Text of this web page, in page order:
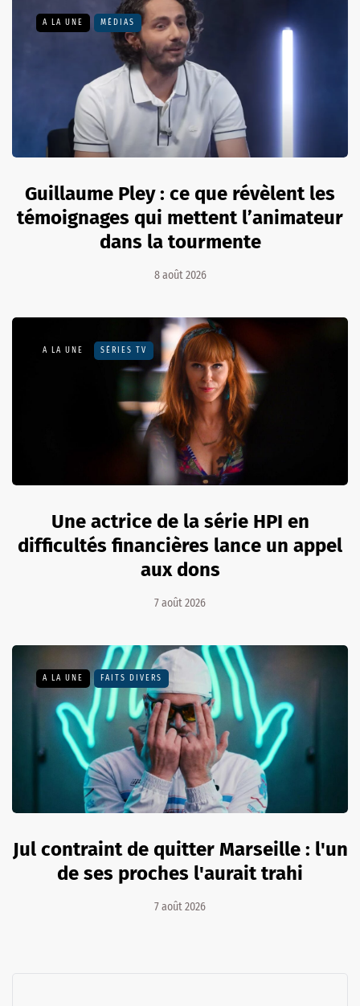
A LA UNE MÉDIAS
Guillaume Pley : ce que révèlent les
témoignages qui mettent l’animateur
dans la tourmente
8 août 2026
A LA UNE SÉRIES TV
Une actrice de la série HPI en
difficultés financières lance un appel
aux dons
7 août 2026
A LA UNE FAITS DIVERS
Jul contraint de quitter Marseille : l'un
de ses proches l'aurait trahi
7 août 2026